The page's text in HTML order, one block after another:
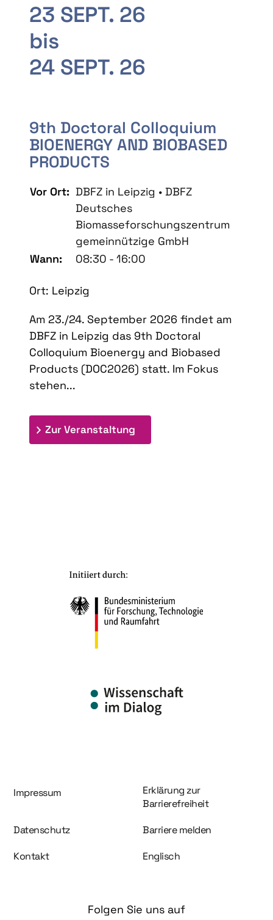
23 SEPT. 26
bis
24 SEPT. 26
9th Doctoral Colloquium
BIOENERGY AND BIOBASED
PRODUCTS
Vor Ort: DBFZ in Leipzig • DBFZ
Deutsches
Biomasseforschungszentrum
gemeinnützige GmbH
Wann:
08:30 - 16:00
Ort: Leipzig
Am 23./24. September 2026 findet am
DBFZ in Leipzig das 9th Doctoral
Colloquium Bioenergy and Biobased
Products (DOC2026) statt. Im Fokus
stehen...
Zur Veranstaltung
Information und Service
Impressum
Erklärung zur
Barrierefreiheit
Datenschutz Barriere melden
Kontakt Englisch
Folgen Sie uns auf